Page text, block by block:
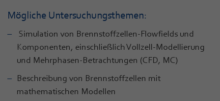
Mögliche Untersuchungsthemen:
Simulation von Brennstoffzellen-Flowfields und
Komponenten, einschließlich Vollzell-Modellierung
und Mehrphasen-Betrachtungen (CFD, MC)
Beschreibung von Brennstoffzellen mit
mathematischen Modellen